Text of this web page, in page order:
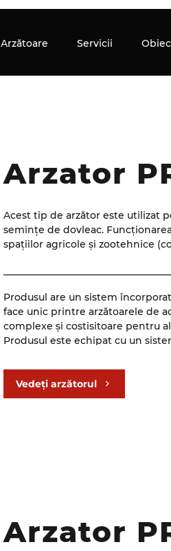
Arzătoare Servicii
Arzator
Acest tip de arzător este utilizat
semințe de dovleac.
spațiilor agricole și zootehnice
Produsul are un sistem
face unic printre arzătoarele de
complexe și costisitoare pentru
Produsul este echipat cu un
Vedeți arzătorul
Arzator